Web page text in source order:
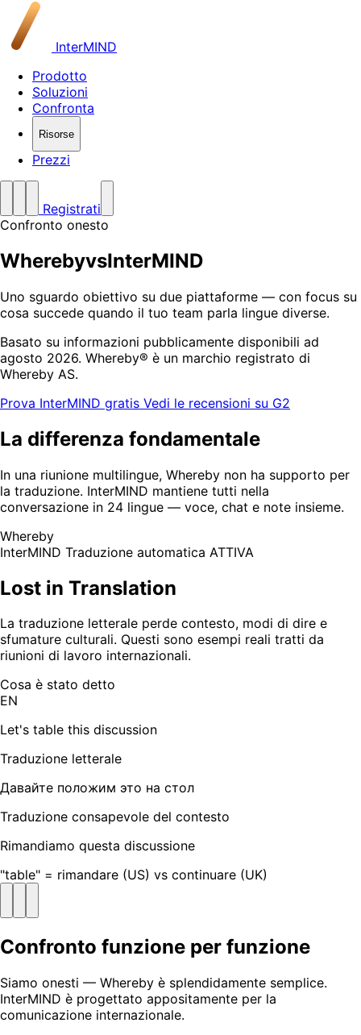
InterMIND
Prodotto
Soluzioni
Confronta
Risorse
Prezzi
Registrati
Confronto onesto
WherebyvsInterMIND
Uno sguardo obiettivo su due piattaforme — con focus su
cosa succede quando il tuo team parla lingue diverse.
Basato su informazioni pubblicamente disponibili ad
agosto 2026. Whereby® è un marchio registrato di
Whereby AS.
Prova InterMIND gratis Vedi le recensioni su G2
La differenza fondamentale
In una riunione multilingue, Whereby non ha supporto per
la traduzione. InterMIND mantiene tutti nella
conversazione in 24 lingue — voce, chat e note insieme.
Whereby
InterMIND Traduzione automatica ATTIVA
Lost in Translation
La traduzione letterale perde contesto, modi di dire e
sfumature culturali. Questi sono esempi reali tratti da
riunioni di lavoro internazionali.
Cosa è stato detto
EN
Let's table this discussion
Traduzione letterale
Давайте положим это на стол
Traduzione consapevole del contesto
Rimandiamo questa discussione
"table" = rimandare (US) vs continuare (UK)
Confronto funzione per funzione
Siamo onesti — Whereby è splendidamente semplice.
InterMIND è progettato appositamente per la
comunicazione internazionale.